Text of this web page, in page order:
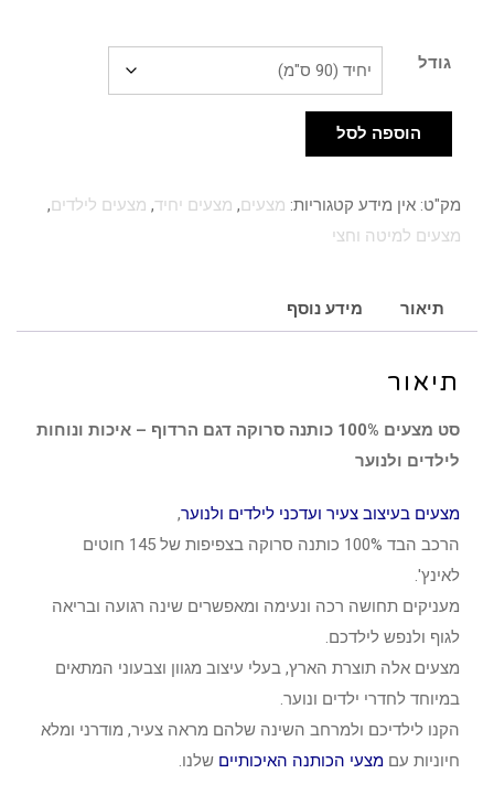
גודל
מצעים
דגם
הוספה לסל
מק"ט: אין מידע קטגוריות: מצעים, מצעים יחיד, מצעים לילדים,
מצעים למיטה וחצי
תיאור מידע נוסף
תיאור
סט מצעים 100% כותנה סרוקה דגם הרדוף – איכות ונוחות
לילדים ולנוער
מצעים בעיצוב צעיר ועדכני לילדים ולנוער,
הרכב הבד 100% כותנה סרוקה בצפיפות של 145 חוטים
לאינץ'.
מעניקים תחושה רכה ונעימה ומאפשרים שינה רגועה ובריאה
לגוף ולנפש לילדכם.
מצעים אלה תוצרת הארץ, בעלי עיצוב מגוון וצבעוני המתאים
במיוחד לחדרי ילדים ונוער.
הקנו לילדיכם ולמרחב השינה שלהם מראה צעיר, מודרני ומלא
חיוניות עם מצעי הכותנה האיכותיים שלנו.